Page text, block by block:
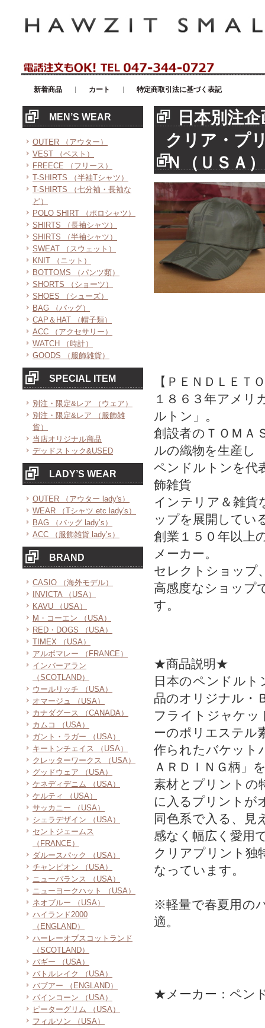
新着商品 カート 特定商取引法に基づく表記
MEN’S WEAR
OUTER （アウター）
VEST （ベスト）
FREECE （フリース）
T-SHIRTS （半袖Tシャツ）
T-SHIRTS （七分袖・長袖な
ど）
POLO SHIRT （ポロシャツ）
SHIRTS （長袖シャツ）
SHIRTS （半袖シャツ）
SWEAT （スウェット）
KNIT （ニット）
BOTTOMS （パンツ類）
SHORTS （ショーツ）
SHOES （シューズ）
BAG （バッグ）
CAP＆HAT （帽子類）
ACC （アクセサリー）
WATCH （時計）
GOODS （服飾雑貨）
SPECIAL ITEM
別注・限定&レア （ウェア）
別注・限定&レア （服飾雑
貨）
当店オリジナル商品
デッドストック&USED
LADY’S WEAR
OUTER （アウター lady's）
WEAR （Tシャツ etc lady's）
BAG （バッグ lady’s）
ACC （服飾雑貨 lady’s）
BRAND
CASIO （海外モデル）
INVICTA （USA）
KAVU （USA）
M・コーエン （USA）
RED・DOGS （USA）
TIMEX （USA）
アルボマレー （FRANCE）
インバーアラン
（SCOTLAND）
ウールリッチ （USA）
オマージュ （USA）
カナダグース （CANADA）
カムコ （USA）
ガント・ラガー （USA）
キートンチェイス （USA）
クレッターワークス （USA）
グッドウェア （USA）
ケネディデニム （USA）
ケルティ （USA）
サッカニー （USA）
シェラデザイン （USA）
セントジェームス
（FRANCE）
ダルースパック （USA）
チャンピオン （USA）
ニューバランス （USA）
ニューヨークハット （USA）
ネオブルー （USA）
ハイランド2000
（ENGLAND）
ハーレーオブスコットランド
（SCOTLAND）
バギー （USA）
バトルレイク （USA）
バブアー （ENGLAND）
パインコーン （USA）
ピーターグリム （USA）
フィルソン （USA）
日本別注
クリア・プ
Ｎ（ＵＳＡ
【ＰＥＮＤＬＥ
１８６３年アメリ
ルトン」。
創設者のＴＯＭＡ
ルの織物を生産し
ペンドルトンを代
飾雑貨
インテリア＆雑貨
ップを展開してい
創業１５０年以上
メーカー。
セレクトショップ
高感度なショップ
す。
★商品説明★
日本のペンドルト
品のオリジナル・
フライトジャケッ
ーのポリエステル
作られたバケット
ＡＲＤＩＮＧ柄」
素材とプリントの
に入るプリントが
同色系で入る、見
感なく幅広く愛用
クリアプリント独
なっています。
※軽量で春夏用の
適。
★メーカー：ペン